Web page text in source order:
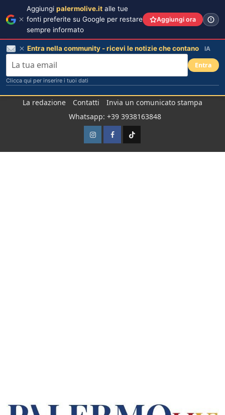
La redazione Contatti
Invia un comunicato stampa
Whatsapp: +39 3938163848
InstagramFacebook
TikTok
Aggiungi palermolive.it alle tue
fonti preferite su Google per restare
sempre informato
Aggiungi ora
Entra nella community - ricevi le notizie che contano IA
Entra
Clicca qui per inserire i tuoi dati